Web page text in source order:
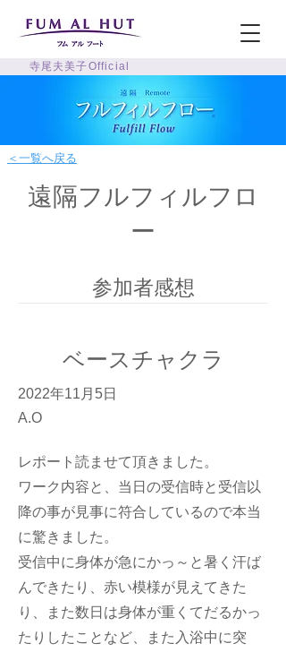
寺尾夫美子Official
＜一覧へ戻る
遠隔フルフィルフロ
ー
参加者感想
ベースチャクラ
2022年11月5日
A.O
レポート読ませて頂きました。
ワーク内容と、当日の受信時と受信以
降の事が見事に符合しているので本当
に驚きました。
受信中に身体が急にかっ～と暑く汗ば
んできたり、赤い模様が見えてきた
り、また数日は身体が重くてだるかっ
たりしたことなど、また入浴中に突